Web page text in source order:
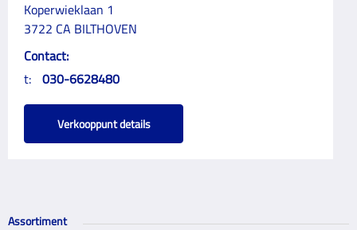
Koperwieklaan 1
3722 CA BILTHOVEN
Contact:
t: 030-6628480
Verkooppunt details
Assortiment